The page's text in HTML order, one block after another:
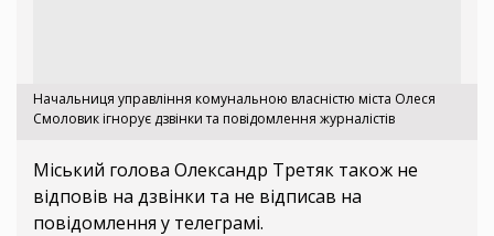
Начальниця управління комунальною власністю міста Олеся
Смоловик ігнорує дзвінки та повідомлення журналістів
Міський голова Олександр Третяк також не
відповів на дзвінки та не відписав на
повідомлення у телеграмі.